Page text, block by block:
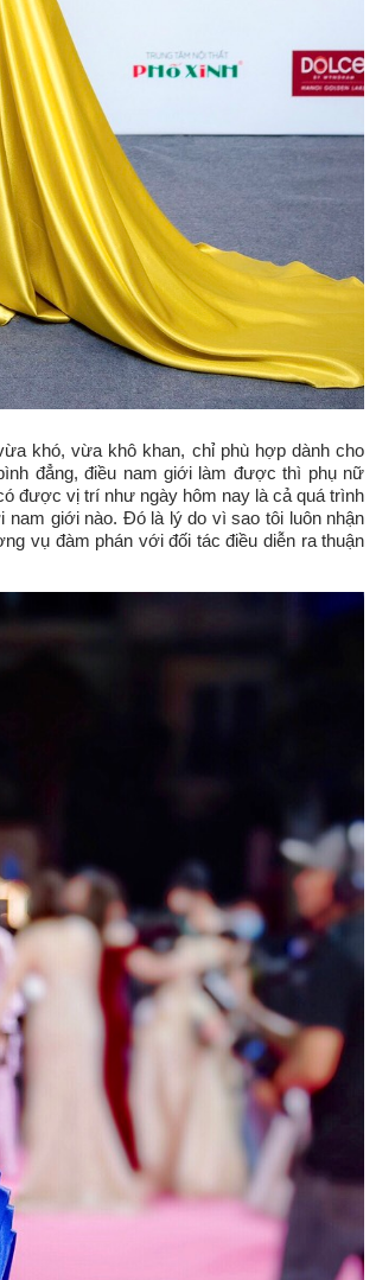
khó, vừa khô khan, chỉ phù hợp dành cho
đẳng, điều nam giới làm được thì phụ nữ
được vị trí như ngày hôm nay là cả quá trình
giới nào. Đó là lý do vì sao tôi luôn nhận
vụ đàm phán với đối tác điều diễn ra thuận